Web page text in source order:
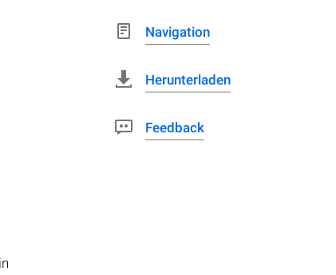
Navigation
Herunterladen
Feedback